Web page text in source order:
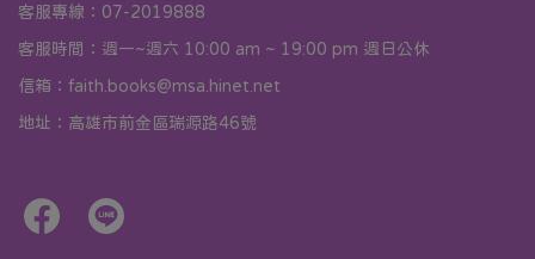
客服專線：07-2019888
客服時間：週一~週六 10:00 am ~ 19:00 pm 週日公休
信箱：faith.books@msa.hinet.net
地址：高雄市前金區瑞源路46號